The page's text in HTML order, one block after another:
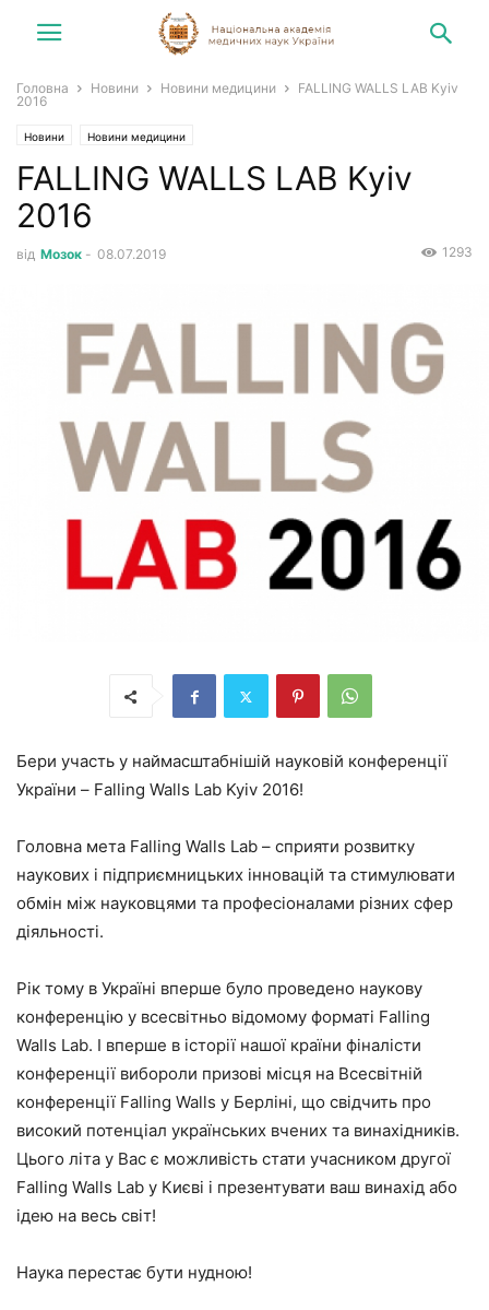
Головна Новини Новини медицини
FALLING WALLS LAB Kyiv
2016
Новини Новини медицини
FALLING WALLS LAB Kyiv
2016
від Мозок - 08.07.2019 1293
Бери участь у наймасштабнішій науковій конференції
України – Falling Walls Lab Kyiv 2016!
Головна мета Falling Walls Lab – сприяти розвитку
наукових і підприємницьких інновацій та стимулювати
обмін між науковцями та професіоналами різних сфер
діяльності.
Рік тому в Україні вперше було проведено наукову
конференцію у всесвітньо відомому форматі Falling
Walls Lab. І вперше в історії нашої країни фіналісти
конференції вибороли призові місця на Всесвітній
конференції Falling Walls у Берліні, що свідчить про
високий потенціал українських вчених та винахідників.
Цього літа у Вас є можливість стати учасником другої
Falling Walls Lab у Києві і презентувати ваш винахід або
ідею на весь світ!
Наука перестає бути нудною!